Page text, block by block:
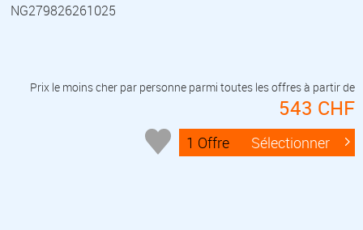
NG279826261025
Prix le moins cher par personne parmi toutes les offres à partir de
543 CHF
1 Offre Sélectionner